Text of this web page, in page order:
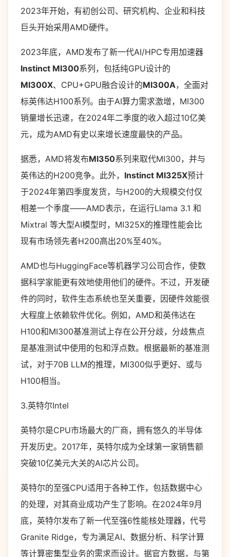
2023年开始，有初创公司、研究机构、企业和科技
巨头开始采用AMD硬件。
2023年底，AMD发布了新一代AI/HPC专用加速器
Instinct MI300系列，包括纯GPU设计的
MI300X、CPU+GPU融合设计的MI300A，全面对
标英伟达H100系列。由于AI算力需求激增，MI300
销量增长迅速，在2024年二季度的收入超过10亿美
元，成为AMD有史以来增长速度最快的产品。
据悉，AMD将发布MI350系列来取代MI300，并与
英伟达的H200竞争。此外， Instinct MI325X预计
于2024年第四季度发货，与H200的大规模交付仅
相差一个季度——AMD表示，在运行Llama 3.1 和
Mixtral 等大型AI模型时，MI325X的推理性能会比
现有市场领先者H200高出20%至40%。
AMD也与HuggingFace等机器学习公司合作，使数
据科学家能更有效地使用他们的硬件。不过，开发硬
件的同时，软件生态系统也至关重要，因硬件效能很
大程度上依赖软件优化。例如，AMD和英伟达在
H100和MI300基准测试上存在公开分歧，分歧焦点
是基准测试中使用的包和浮点数。根据最新的基准测
试，对于70B LLM的推理，MI300似乎更好、或与
H100相当。
3.英特尔Intel
英特尔是CPU市场最大的厂商，拥有悠久的半导体
开发历史。2017年，英特尔成为全球第一家销售额
突破10亿美元大关的AI芯片公司。
英特尔的至强CPU适用于各种工作，包括数据中心
的处理，对其商业成功产生了影响。在2024年9月
底，英特尔发布了新一代至强6性能核处理器，代号
Granite Ridge，专为满足AI、数据分析、科学计算
等计算密集型业务的需求而设计。据官方数据，与第